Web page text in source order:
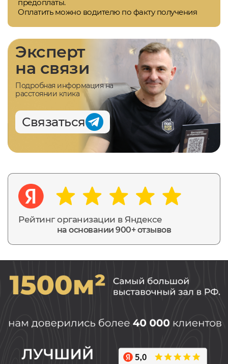
предоплаты.
Оплатить можно водителю по факту получения
Рейтинг организации в Яндексе
на основании 900+ отзывов
Эксперт
на связи
Подробная информация на
расстоянии клика
Связаться